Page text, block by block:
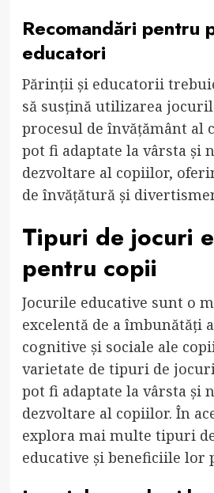
Recomandări pentru
educatori
Părinții și educatorii
să susțină utilizarea
procesul de învățământ al
pot fi adaptate la vârsta și
dezvoltare al copiilor,
de învățătură și
Tipuri de jocuri
pentru copii
Jocurile educative sunt o
excelentă de a îmbunătăți
cognitive și sociale ale
varietate de tipuri de
pot fi adaptate la vârsta și
dezvoltare al copiilor. În
explora mai multe tipuri
educative și beneficiile lor